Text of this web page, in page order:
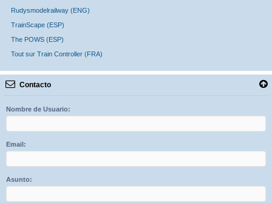
Rudysmodelrailway (ENG)
TrainScape (ESP)
The POWS (ESP)
Tout sur Train Controller (FRA)
Contacto
Nombre de Usuario:
Email:
Asunto: